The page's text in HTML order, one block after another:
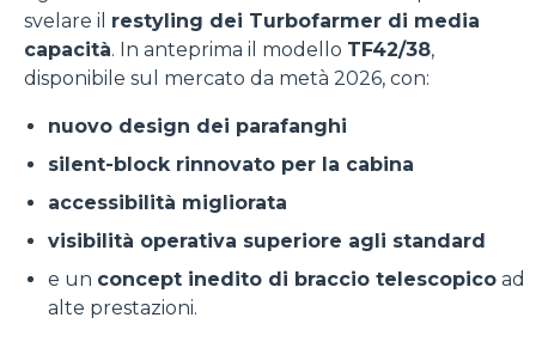
svelare il restyling dei Turbofarmer di media
capacità. In anteprima il modello TF42/38,
disponibile sul mercato da metà 2026, con:
nuovo design dei parafanghi
silent-block rinnovato per la cabina
accessibilità migliorata
visibilità operativa superiore agli standard
e un concept inedito di braccio telescopico ad
alte prestazioni.